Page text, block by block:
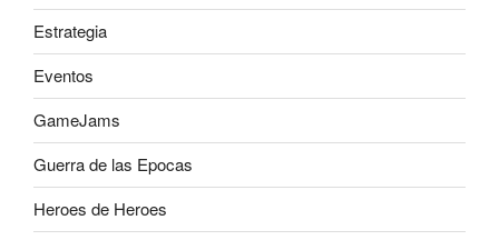
Estrategia
Eventos
GameJams
Guerra de las Epocas
Heroes de Heroes